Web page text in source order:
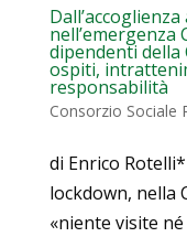
nell’emergenza
dipendenti
ospiti,
responsabilità
Consorzio Sociale
di Enrico
lockdown, nella
«niente visite